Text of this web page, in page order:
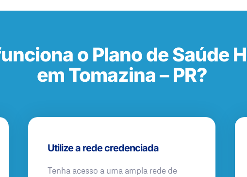
o Plano de Saúde
em Tomazina – PR?
Utilize a rede credenciada
Tenha acesso a uma ampla rede de